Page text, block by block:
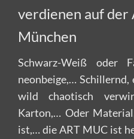
verdienen auf der
München
Schwarz-Weiß oder
neonbeige,…
wild chaotisch
Karton,… Oder
ist,… die ART MUC ist